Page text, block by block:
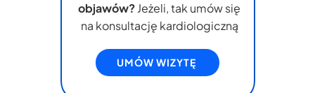
objawów?Jeżeli, tak umów się
na konsultację kardiologiczną
UMÓW WIZYTĘ